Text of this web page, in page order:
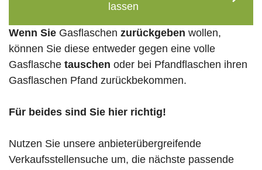
lassen
Wenn Sie Gasflaschen zurückgeben wollen,
können Sie diese entweder gegen eine volle
Gasflasche tauschen oder bei Pfandflaschen ihren
Gasflaschen Pfand zurückbekommen.
Für beides sind Sie hier richtig!
Nutzen Sie unsere anbieterübergreifende
Verkaufsstellensuche um, die nächste passende